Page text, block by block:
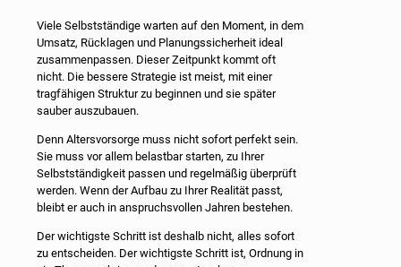
Viele Selbstständige warten auf den Moment, in dem
Umsatz, Rücklagen und Planungssicherheit ideal
zusammenpassen. Dieser Zeitpunkt kommt oft
nicht. Die bessere Strategie ist meist, mit einer
tragfähigen Struktur zu beginnen und sie später
sauber auszubauen.
Denn Altersvorsorge muss nicht sofort perfekt sein.
Sie muss vor allem belastbar starten, zu Ihrer
Selbstständigkeit passen und regelmäßig überprüft
werden. Wenn der Aufbau zu Ihrer Realität passt,
bleibt er auch in anspruchsvollen Jahren bestehen.
Der wichtigste Schritt ist deshalb nicht, alles sofort
zu entscheiden. Der wichtigste Schritt ist, Ordnung in